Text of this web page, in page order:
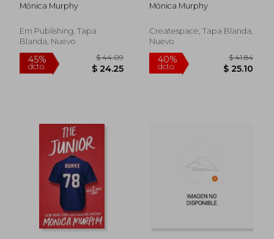
Mónica Murphy
Em Publishing, Tapa
Blanda, Nuevo
Mónica Murphy
Createspace, Tapa Blanda,
Nuevo